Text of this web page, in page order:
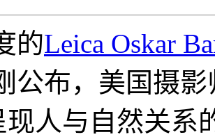
的Leica Oskar
公布，美国摄影
现人与自然关系